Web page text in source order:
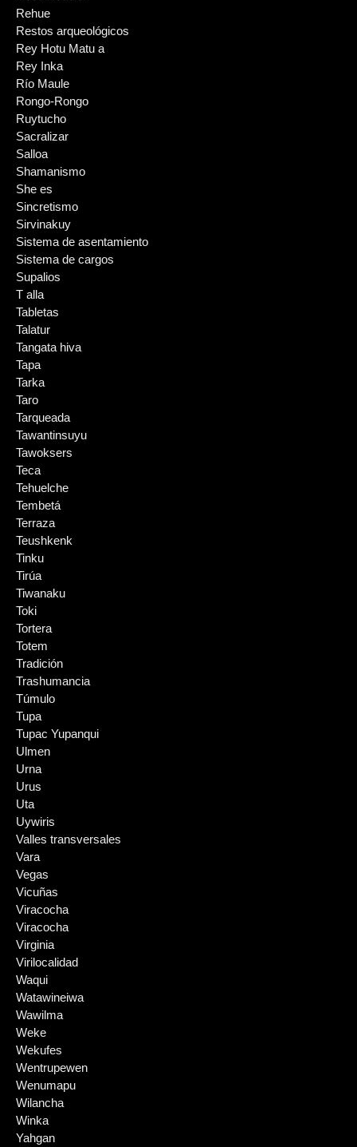
Rehue
Restos arqueológicos
Rey Hotu Matu a
Rey Inka
Río Maule
Rongo-Rongo
Ruytucho
Sacralizar
Salloa
Shamanismo
She es
Sincretismo
Sirvinakuy
Sistema de asentamiento
Sistema de cargos
Supalios
T alla
Tabletas
Talatur
Tangata hiva
Tapa
Tarka
Taro
Tarqueada
Tawantinsuyu
Tawoksers
Teca
Tehuelche
Tembetá
Terraza
Teushkenk
Tinku
Tirúa
Tiwanaku
Toki
Tortera
Totem
Tradición
Trashumancia
Túmulo
Tupa
Tupac Yupanqui
Ulmen
Urna
Urus
Uta
Uywiris
Valles transversales
Vara
Vegas
Vicuñas
Viracocha
Viracocha
Virginia
Virilocalidad
Waqui
Watawineiwa
Wawilma
Weke
Wekufes
Wentrupewen
Wenumapu
Wilancha
Winka
Yahgan